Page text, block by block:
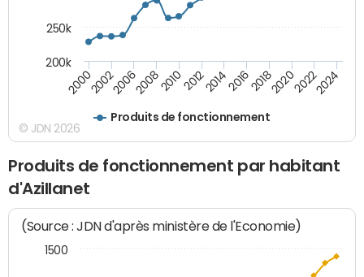
Produits de fonctionnement
200020022006200820102012201420162018202020222024
200k
250k
© JDN 2026
Produits de fonctionnement par habitant
d'Azillanet
(Source : JDN d'après ministère de l'Economie)
1500